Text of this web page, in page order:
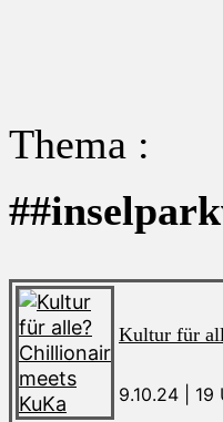
Thema :
Kultur für
9.10.24 |